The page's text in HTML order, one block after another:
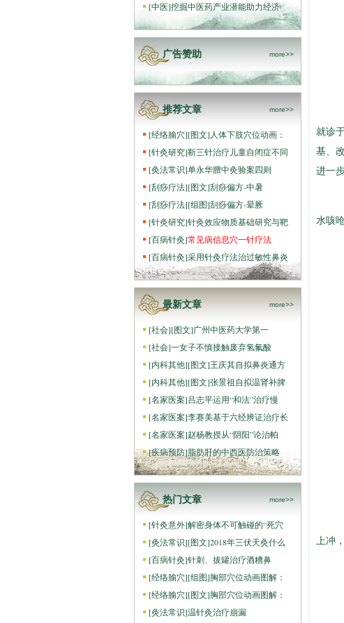
[中医]挖掘中医药产业潜能助力经济
广告赞助 more>>
推荐文章 more>>
[经络腧穴][图文] 人体下肢穴位动画：
[针灸研究]靳三针治疗儿童自闭症不同
[灸法常识]单永华膻中灸验案四则
[刮痧疗法][图文]刮痧偏方-中暑
[刮痧疗法][组图]刮痧偏方-晕厥
[针灸研究]针灸效应物质基础研究与靶
[百病针灸]常见病信息穴一针疗法
[百病针灸]采用针灸疗法治过敏性鼻炎
最新文章 more>>
[社会][图文]广州中医药大学第一
[社会]一女子不慎接触废弃氢氟酸
[内科其他][图文]王庆其自拟鼻炎通方
[内科其他][图文]张景祖自拟温肾补脾
[名家医案]吕志平运用“和法”治疗慢
[名家医案]李赛美基于六经辨证治疗长
[名家医案]赵杨教授从“阴阳”论治帕
[疾病预防]脂肪肝的中西医防治策略
热门文章 more>>
[针灸意外]解密身体不可触碰的“死穴
[灸法常识][图文]2018年三伏天灸什么
[百病针灸]针刺、拔罐治疗酒糟鼻
[经络腧穴][组图]胸部穴位动画图解：
[经络腧穴][图文]胸部穴位动画图解：
[灸法常识]温针灸治疗崩漏
就诊
基、
进一
水咳
上冲